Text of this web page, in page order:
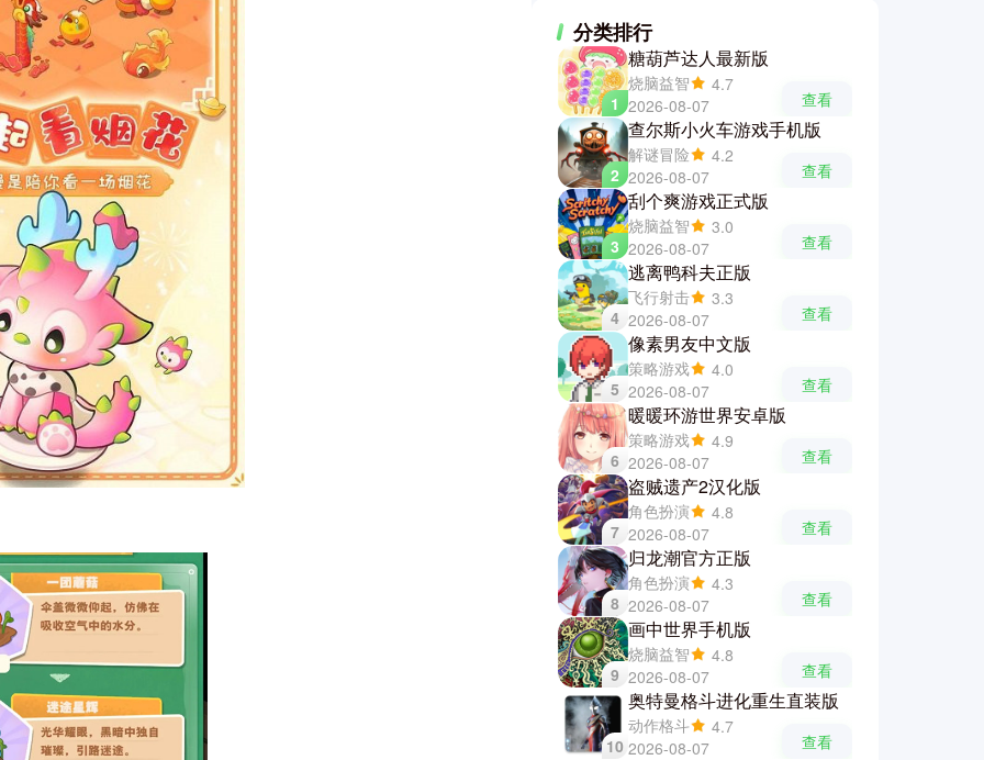
分类排行
1
糖葫芦达人最新版
烧脑益智
4.7
2026-08-07
查看
2
查尔斯小火车游戏手机版
解谜冒险
4.2
2026-08-07
查看
3
刮个爽游戏正式版
烧脑益智
3.0
2026-08-07
查看
4
逃离鸭科夫正版
飞行射击
3.3
2026-08-07
查看
5
像素男友中文版
策略游戏
4.0
2026-08-07
查看
6
暖暖环游世界安卓版
策略游戏
4.9
2026-08-07
查看
7
盗贼遗产2汉化版
角色扮演
4.8
2026-08-07
查看
8
归龙潮官方正版
角色扮演
4.3
2026-08-07
查看
9
画中世界手机版
烧脑益智
4.8
2026-08-07
查看
10
奥特曼格斗进化重生直装版
动作格斗
4.7
2026-08-07
查看